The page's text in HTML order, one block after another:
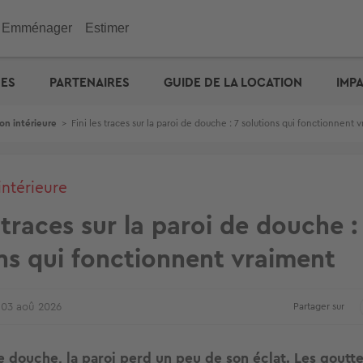
: capacité d'emprunt
Investir
Défiscalisation
Outils
Check-lists location
maison
Outils
Dossier Loi Pinel
prêt � taux zéro
Estimez vos frais de
Emménager
ENGIE : déménagez facile
Estimer
appartement
Outils
Estimation appartement
PARTENAIRES GUIDE DE LA LOCATION
intérieure > Fini les traces sur la paroi de douche : 7 solutions qui fonctionnent
sur la paroi de douche :
qui fonctionnent vraiment
03 aoû 2026 Partager sur
douche, la paroi perd un peu de son éclat. Les